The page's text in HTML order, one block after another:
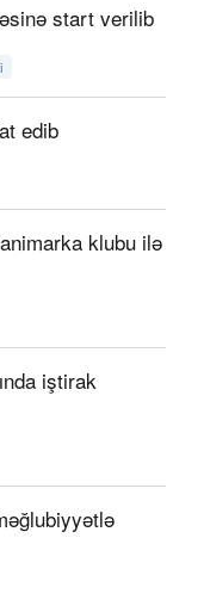
start verilib
edib
klubu ilə
iştirak